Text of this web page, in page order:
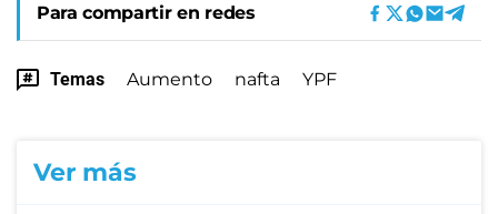
Para compartir en redes
Temas Aumento nafta YPF
Ver más